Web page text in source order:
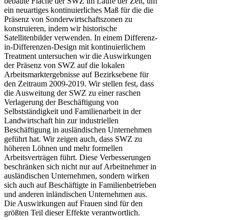
ein neuartiges kontinuierliches Maß für die die
Präsenz von Sonderwirtschaftszonen zu
konstruieren, indem wir historische
Satellitenbilder verwenden. In einem Differenz-
in-Differenzen-Design mit kontinuierlichem
Treatment untersuchen wir die Auswirkungen
der Präsenz von SWZ auf die lokalen
Arbeitsmarktergebnisse auf Bezirksebene für
den Zeitraum 2009-2019. Wir stellen fest, dass
die Ausweitung der SWZ zu einer raschen
Verlagerung der Beschäftigung von
Selbstständigkeit und Familienarbeit in der
Landwirtschaft hin zur industriellen
Beschäftigung in ausländischen Unternehmen
geführt hat. Wir zeigen auch, dass SWZ zu
höheren Löhnen und mehr formellen
Arbeitsverträgen führt. Diese Verbesserungen
beschränken sich nicht nur auf Arbeitnehmer in
ausländischen Unternehmen, sondern wirken
sich auch auf Beschäftigte in Familienbetrieben
und anderen inländischen Unternehmen aus.
Die Auswirkungen auf Frauen sind für den
größten Teil dieser Effekte verantwortlich.